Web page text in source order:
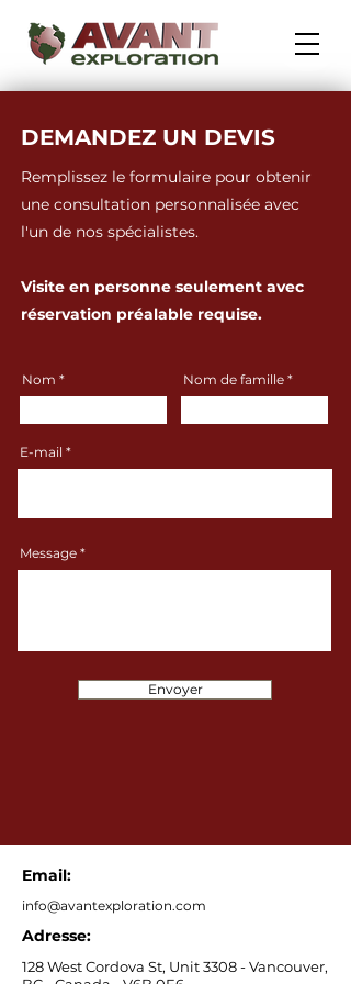
DEMANDEZ UN DEVIS
Remplissez le formulaire pour obtenir
une consultation personnalisée avec
l'un de nos spécialistes.
Visite en personne seulement avec
réservation préalable requise.
Nom Nom de famille
E-mail
Message
Envoyer
Email:
info@avantexploration.com
Adresse:
128 West Cordova St, Unit 3308 - Vancouver,